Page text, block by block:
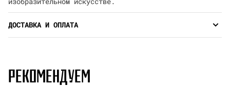
ДОСТАВКА И ОПЛАТА
РЕКОМЕНДУЕМ